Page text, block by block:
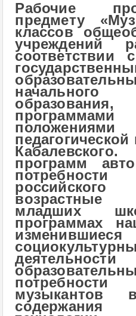
Рабочие
предмету
классов
учреждений
соответствии
положениями
программ
потребности
возрастные
младших
программах
изменившиеся
музыкантов